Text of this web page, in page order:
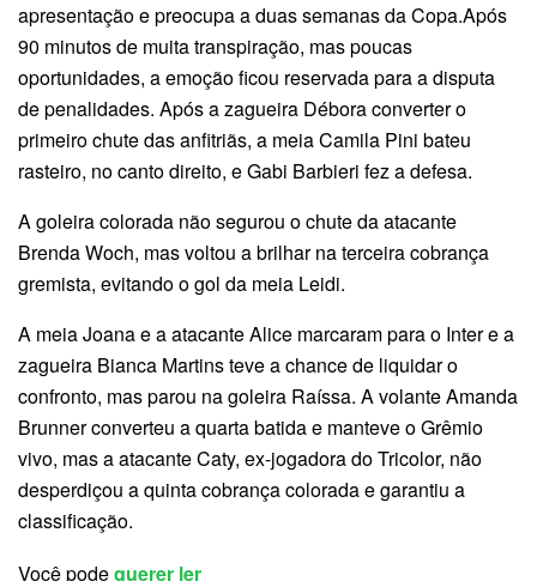
apresentação e preocupa a duas semanas da Copa.Após
90 minutos de muita transpiração, mas poucas
oportunidades, a emoção ficou reservada para a disputa
de penalidades. Após a zagueira Débora converter o
primeiro chute das anfitriãs, a meia Camila Pini bateu
rasteiro, no canto direito, e Gabi Barbieri fez a defesa.
A goleira colorada não segurou o chute da atacante
Brenda Woch, mas voltou a brilhar na terceira cobrança
gremista, evitando o gol da meia Leidi.
A meia Joana e a atacante Alice marcaram para o Inter e a
zagueira Bianca Martins teve a chance de liquidar o
confronto, mas parou na goleira Raíssa. A volante Amanda
Brunner converteu a quarta batida e manteve o Grêmio
vivo, mas a atacante Caty, ex-jogadora do Tricolor, não
desperdiçou a quinta cobrança colorada e garantiu a
classificação.
Você podequerer ler